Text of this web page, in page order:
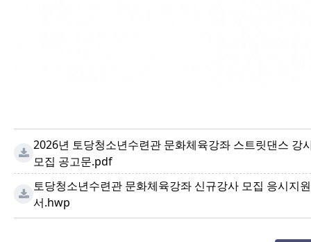
2026년 토당청소년수련관 문화체육강좌 스트릿댄스 강
모집 공고문.pdf
토당청소년수련관 문화체육강좌 신규강사 모집 응시지원
서.hwp